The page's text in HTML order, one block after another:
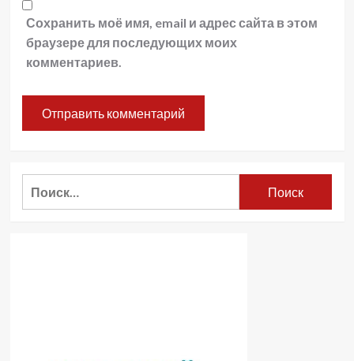
Сохранить моё имя, email и адрес сайта в этом
браузере для последующих моих
комментариев.